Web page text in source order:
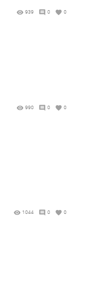
939 0 0
990 0 0
1044 0 0